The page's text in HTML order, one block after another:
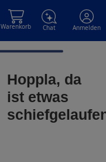
Warenkorb Chat Anmelden
Hoppla, da
ist etwas